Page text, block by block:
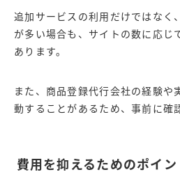
追加サービスの利用だけではなく
が多い場合も、サイトの数に応じ
あります。
また、商品登録代行会社の経験や
動することがあるため、事前に確
費用を抑えるためのポイン